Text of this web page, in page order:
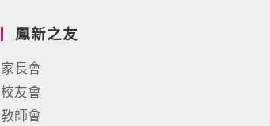
鳳新之友
家長會
校友會
教師會